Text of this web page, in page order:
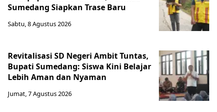
Sumedang Siapkan Trase Baru
Sabtu, 8 Agustus 2026
Revitalisasi SD Negeri Ambit Tuntas,
Bupati Sumedang: Siswa Kini Belajar
Lebih Aman dan Nyaman
Jumat, 7 Agustus 2026